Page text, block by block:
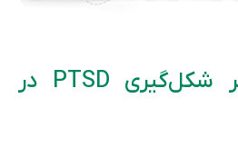
عوامل موثر بر شکل‌گیری PTSD در